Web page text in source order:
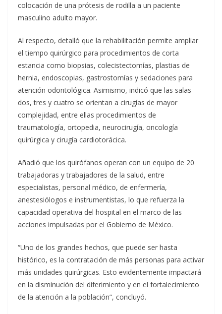
colocación de una prótesis de rodilla a un paciente
masculino adulto mayor.
Al respecto, detalló que la rehabilitación permite ampliar
el tiempo quirúrgico para procedimientos de corta
estancia como biopsias, colecistectomías, plastias de
hernia, endoscopias, gastrostomías y sedaciones para
atención odontológica. Asimismo, indicó que las salas
dos, tres y cuatro se orientan a cirugías de mayor
complejidad, entre ellas procedimientos de
traumatología, ortopedia, neurocirugía, oncología
quirúrgica y cirugía cardiotorácica.
Añadió que los quirófanos operan con un equipo de 20
trabajadoras y trabajadores de la salud, entre
especialistas, personal médico, de enfermería,
anestesiólogos e instrumentistas, lo que refuerza la
capacidad operativa del hospital en el marco de las
acciones impulsadas por el Gobierno de México.
“Uno de los grandes hechos, que puede ser hasta
histórico, es la contratación de más personas para activar
más unidades quirúrgicas. Esto evidentemente impactará
en la disminución del diferimiento y en el fortalecimiento
de la atención a la población”, concluyó.